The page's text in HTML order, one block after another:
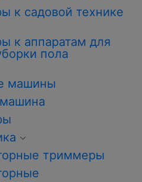
к садовой технике
к аппаратам для
пола
машины
триммеры